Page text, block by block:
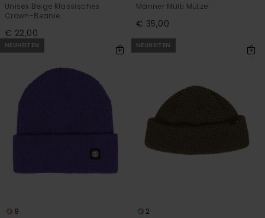
Unisex Beige Klassisches
Crown-Beanie
€ 22,00
Männer Multi Mütze
€ 35,00
NEUHEITEN
8
NEUHEITEN
2